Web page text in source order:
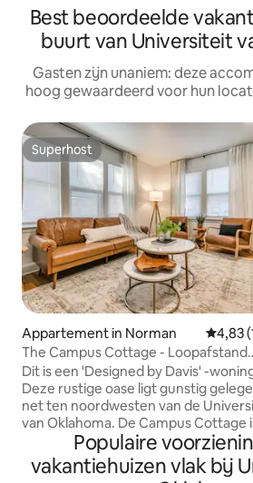
Best beoordeelde
buurt van Universiteit
Gasten zijn unaniem: deze
hoog gewaardeerd voor hun
Superhost
Superhost
Appartement in Norman
4,83
The Campus Cottage - Loopafstand
naar OU Campus
Dit is een 'Designed by Davis' -
Deze rustige oase ligt gunstig
net ten noordwesten van de
van Oklahoma. De Campus Cottage
vinden in het hart van Norman - op
slechts 1,5 km afstand van Memorial
Stadium en Campus Corner, wat
Populaire
vakantiehuizen vlak bij